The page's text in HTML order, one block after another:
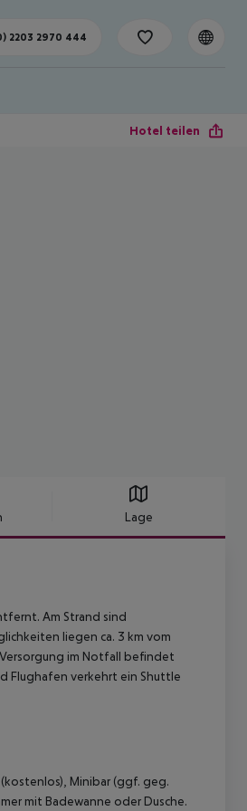
2203 2970 444
Hotel teilen
Lage
Am Strand sind
liegen ca. 3 km vom
im Notfall befindet
Flughafen verkehrt ein Shuttle
Minibar (ggf. geg.
mit Badewanne oder Dusche.